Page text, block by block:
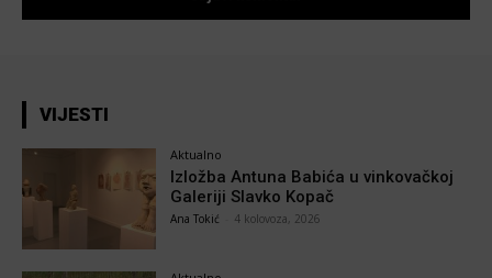
VIJESTI
Aktualno
Izložba Antuna Babića u vinkovačkoj
Galeriji Slavko Kopač
Ana Tokić 4 kolovoza, 2026